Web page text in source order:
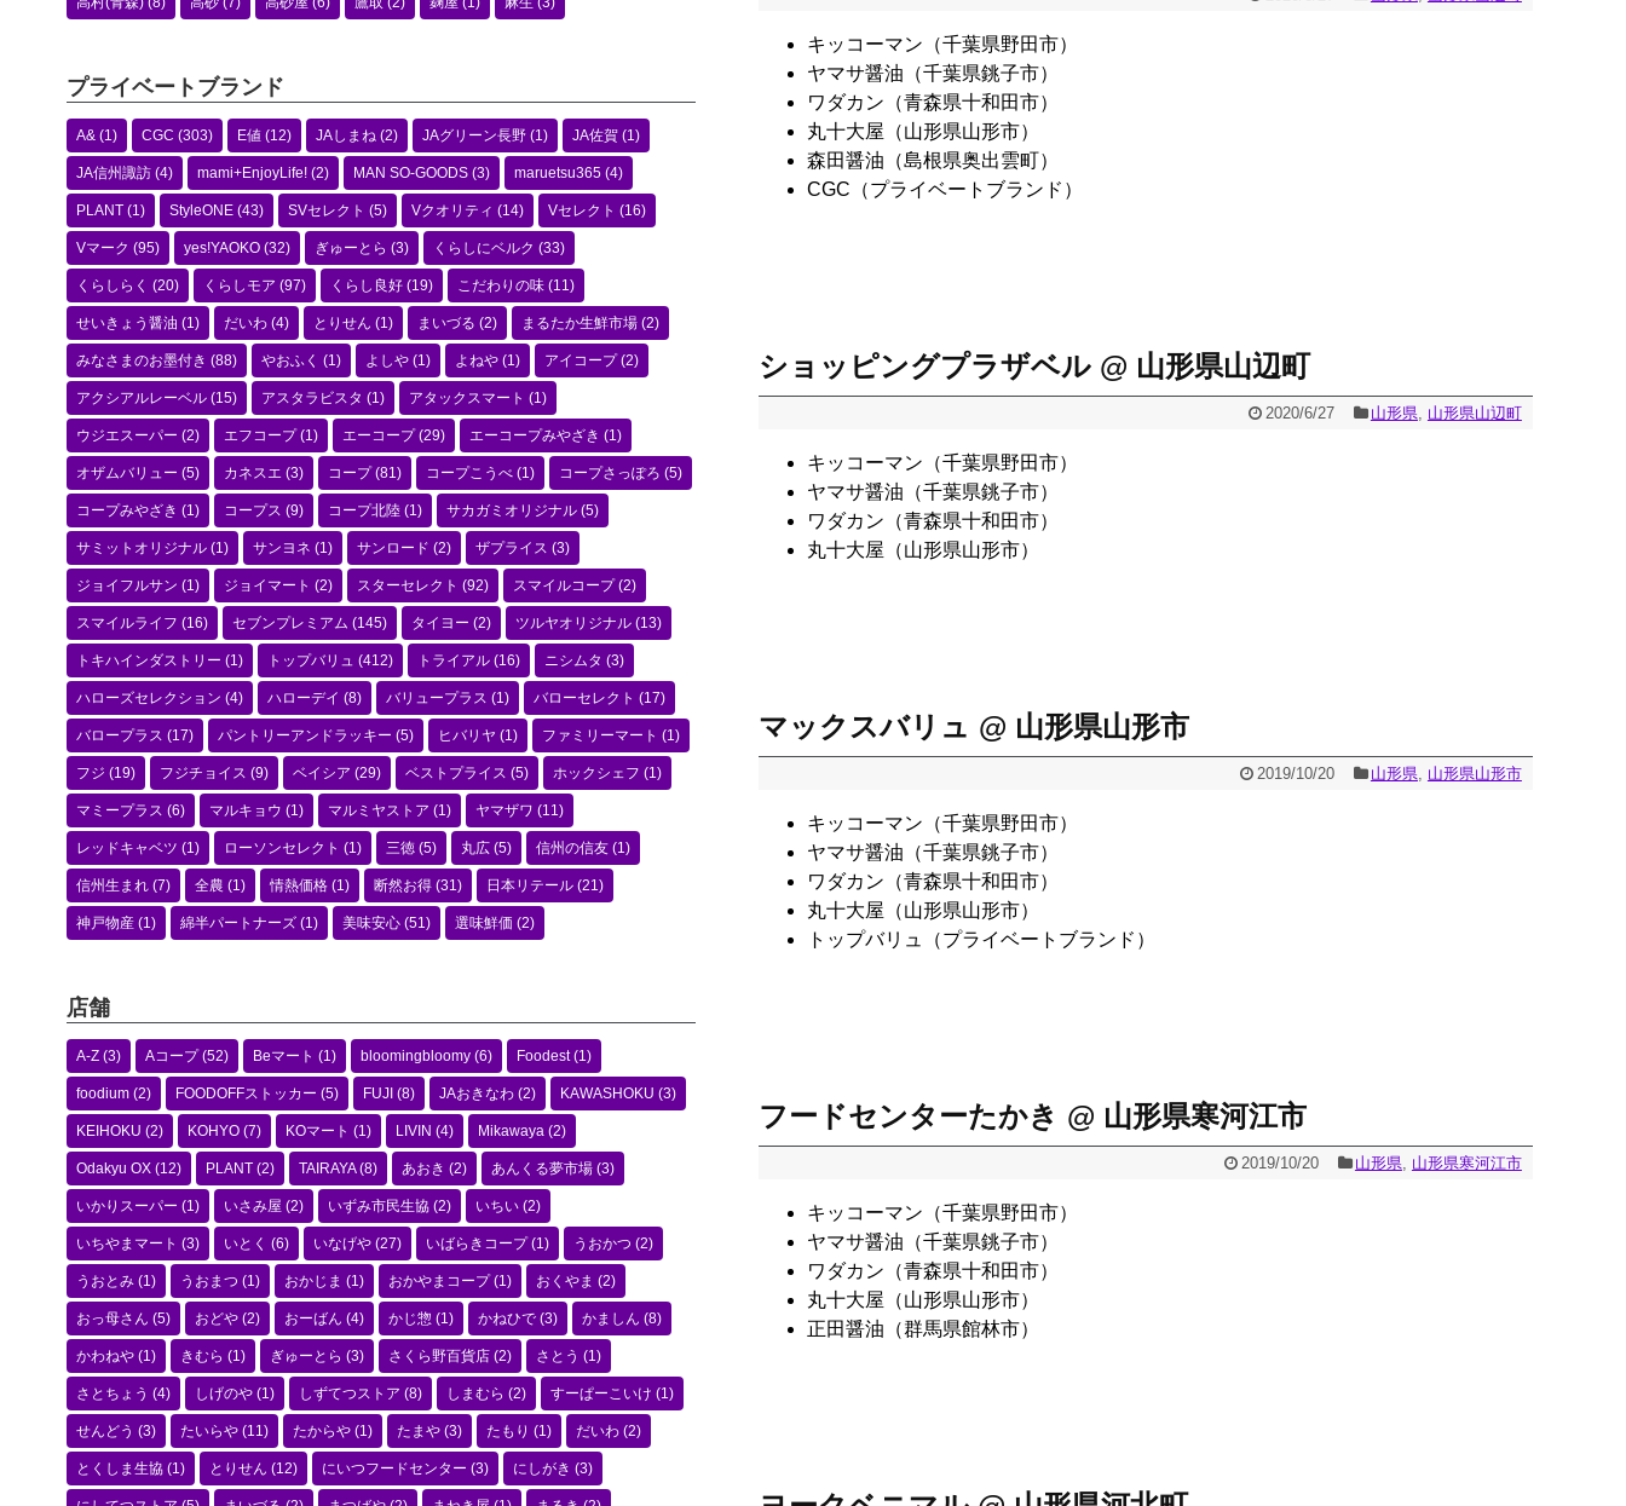
キッコーマン（千葉県野田市）
ヤマサ醤油（千葉県銚子市）
ワダカン（青森県十和田市）
丸十大屋（山形県山形市）
森田醤油（島根県奥出雲町）
CGC（プライベートブランド）
ショッピングプラザベル @ 山形県山辺町
2020/6/27 山形県, 山形県山辺町
キッコーマン（千葉県野田市）
ヤマサ醤油（千葉県銚子市）
ワダカン（青森県十和田市）
丸十大屋（山形県山形市）
マックスバリュ @ 山形県山形市
2019/10/20 山形県, 山形県山形市
キッコーマン（千葉県野田市）
ヤマサ醤油（千葉県銚子市）
ワダカン（青森県十和田市）
丸十大屋（山形県山形市）
トップバリュ（プライベートブランド）
フードセンターたかき @ 山形県寒河江市
2019/10/20 山形県, 山形県寒河江市
キッコーマン（千葉県野田市）
ヤマサ醤油（千葉県銚子市）
ワダカン（青森県十和田市）
丸十大屋（山形県山形市）
正田醤油（群馬県館林市）
プライベートブランド
A& (1) CGC (303) E値 (12) JAしまね (2) JAグリーン長野 (1) JA佐賀 (1)
JA信州諏訪 (4) mami+EnjoyLife! (2) MAN SO-GOODS (3) maruetsu365 (4)
PLANT (1) StyleONE (43) SVセレクト (5) Vクオリティ (14) Vセレクト (16)
Vマーク (95) yes!YAOKO (32) ぎゅーとら (3) くらしにベルク (33)
くらしらく (20) くらしモア (97) くらし良好 (19) こだわりの味 (11)
せいきょう醤油 (1) だいわ (4) とりせん (1) まいづる (2) まるたか生鮮市場 (2)
みなさまのお墨付き (88) やおふく (1) よしや (1) よねや (1) アイコープ(2)
アクシアルレーベル (15) アスタラビスタ (1) アタックスマート (1)
ウジエスーパー (2) エフコープ(1) エーコープ(29) エーコープみやざき (1)
オザムバリュー (5) カネスエ (3) コープ(81) コープこうべ (1) コープさっぽろ (5)
コープみやざき (1) コープス (9) コープ北陸 (1) サカガミオリジナル (5)
サミットオリジナル (1) サンヨネ (1) サンロード (2) ザプライス (3)
ジョイフルサン (1) ジョイマート (2) スターセレクト (92) スマイルコープ(2)
スマイルライフ (16) セブンプレミアム (145) タイヨー (2) ツルヤオリジナル (13)
トキハインダストリー (1) トップバリュ (412) トライアル (16) ニシムタ (3)
ハローズセレクション (4) ハローデイ (8) バリュープラス (1) バローセレクト (17)
バロープラス (17) パントリーアンドラッキー (5) ヒバリヤ (1) ファミリーマート (1)
フジ (19) フジチョイス (9) ベイシア (29) ベストプライス (5) ホックシェフ (1)
マミープラス (6) マルキョウ (1) マルミヤストア (1) ヤマザワ (11)
レッドキャベツ (1) ローソンセレクト (1) 三徳 (5) 丸広 (5) 信州の信友 (1)
信州生まれ (7) 全農 (1) 情熱価格 (1) 断然お得 (31) 日本リテール (21)
神戸物産 (1) 綿半パートナーズ (1) 美味安心 (51) 選味鮮価 (2)
店舗
A-Z (3) Aコープ(52) Beマート (1) bloomingbloomy (6) Foodest(1)
foodium (2) FOODOFFストッカー (5) FUJI (8) JAおきなわ (2) KAWASHOKU (3)
KEIHOKU (2) KOHYO (7) KOマート (1) LIVIN (4) Mikawaya (2)
Odakyu OX (12) PLANT (2) TAIRAYA(8) あおき (2) あんくる夢市場 (3)
いかりスーパー (1) いさみ屋 (2) いずみ市民生協 (2) いちい (2)
いちやまマート (3) いとく (6) いなげや (27) いばらきコープ(1) うおかつ (2)
うおとみ (1) うおまつ (1) おかじま (1) おかやまコープ(1) おくやま (2)
おっ母さん (5) おどや (2) おーばん (4) かじ惣 (1) かねひで (3) かましん (8)
かわねや (1) きむら (1) ぎゅーとら (3) さくら野百貨店 (2) さとう (1)
さとちょう (4) しげのや (1) しずてつストア (8) しまむら (2) すーぱーこいけ (1)
せんどう (3) たいらや (11) たからや (1) たまや (3) たもり (1) だいわ (2)
とくしま生協 (1) とりせん (12) にいつフードセンター (3) にしがき (3)